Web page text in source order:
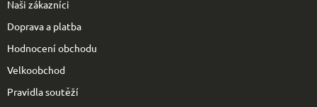
Naši zákazníci
Doprava a platba
Hodnocení obchodu
Velkoobchod
Pravidla soutěží